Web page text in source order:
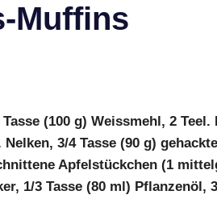
Muffins
(100 g) Weissmehl, 2
3/4 Tasse (90 g)
Apfelstückchen (1
1/3 Tasse (80 ml) Pflanzenöl,